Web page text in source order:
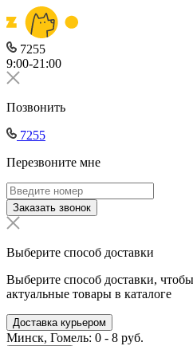
7255
9:00-21:00
Позвонить
7255
Перезвоните мне
Заказать звонок
Выберите способ доставки
Выберите способ доставки,
актуальные товары в каталоге
Доставка курьером
Минск, Гомель: 0 - 8 руб.